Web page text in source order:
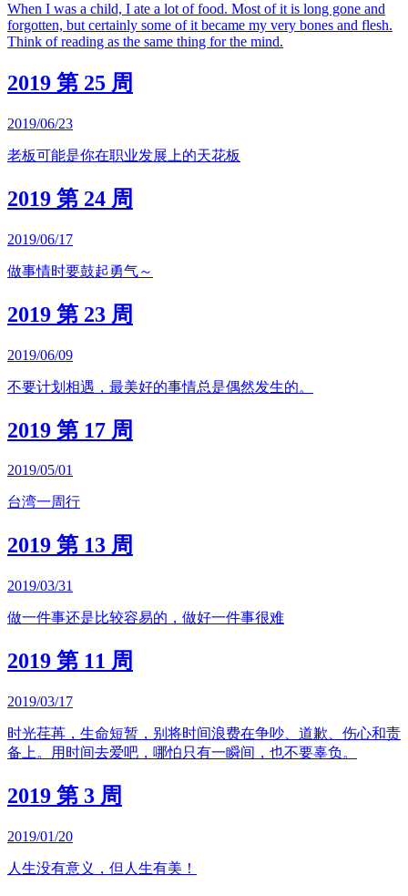
When I was a child, I ate a lot of food. Most of it is long gone and
forgotten, but certainly some of it became my very bones and flesh.
Think of reading as the same thing for the mind.
2019 第 25 周
2019/06/23
老板可能是你在职业发展上的天花板
2019 第 24 周
2019/06/17
做事情时要鼓起勇气～
2019 第 23 周
2019/06/09
不要计划相遇，最美好的事情总是偶然发生的。
2019 第 17 周
2019/05/01
台湾一周行
2019 第 13 周
2019/03/31
做一件事还是比较容易的，做好一件事很难
2019 第 11 周
2019/03/17
时光荏苒，生命短暂，别将时间浪费在争吵、道歉、伤心和责
备上。用时间去爱吧，哪怕只有一瞬间，也不要辜负。
2019 第 3 周
2019/01/20
人生没有意义，但人生有美！